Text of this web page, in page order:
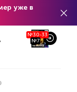
уже в
№30-33
№7